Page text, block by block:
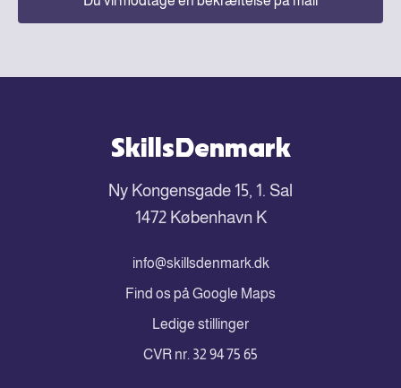
SkillsDenmark
Ny Kongensgade 15, 1. Sal
1472 København K
info@skillsdenmark.dk
Find os på Google Maps
Ledige stillinger
CVR nr. 32 94 75 65